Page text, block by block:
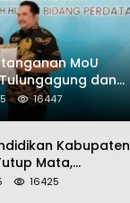
MoU
dan
Negeri
16447
Kabupaten
Mata,
SD Roboh Kades
16425